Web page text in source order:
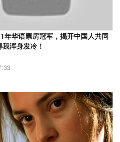
年华语票房冠军，揭开中国人共同
浑身发冷！